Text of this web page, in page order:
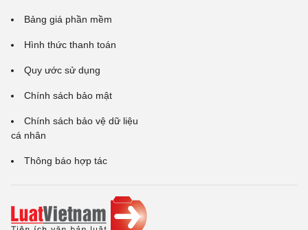
Bảng giá phần mềm
Hình thức thanh toán
Quy ước sử dụng
Chính sách bảo mật
Chính sách bảo vệ dữ liệu
cá nhân
Thông báo hợp tác